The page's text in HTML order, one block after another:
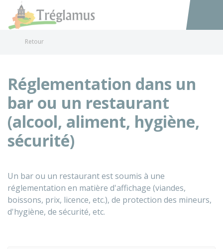
Accéder
Retour
Réglementation dans un
bar ou un restaurant
(alcool, aliment, hygiène,
sécurité)
Un bar ou un restaurant est soumis à une
réglementation en matière d'affichage (viandes,
boissons, prix, licence, etc.), de protection des mineurs,
d'hygiène, de sécurité, etc.